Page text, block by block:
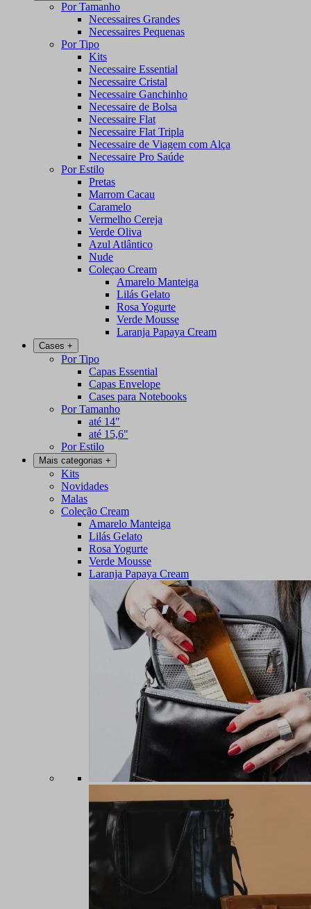
Por Tamanho
Necessaires Grandes
Necessaires Pequenas
Por Tipo
Kits
Necessaire Essential
Necessaire Cristal
Necessaire Ganchinho
Necessaire de Bolsa
Necessaire Flat
Necessaire Flat Tripla
Necessaire de Viagem com Alça
Necessaire Pro Saúde
Por Estilo
Pretas
Marrom Cacau
Caramelo
Vermelho Cereja
Verde Oliva
Azul Atlântico
Nude
Coleçao Cream
Amarelo Manteiga
Lilás Gelato
Rosa Yogurte
Verde Mousse
Laranja Papaya Cream
Cases +
Por Tipo
Capas Essential
Capas Envelope
Cases para Notebooks
Por Tamanho
até 14"
até 15,6"
Por Estilo
Mais categorias +
Kits
Novidades
Malas
Coleção Cream
Amarelo Manteiga
Lilás Gelato
Rosa Yogurte
Verde Mousse
Laranja Papaya Cream